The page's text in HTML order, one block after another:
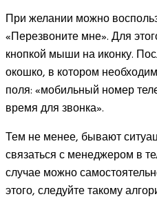
При желании можно
«Перезвоните мне». Для
кнопкой мыши на иконку.
окошко, в котором
поля: «мобильный номер
время для звонка».
Тем не менее, бывают
связаться с менеджером в
случае можно
этого, следуйте такому